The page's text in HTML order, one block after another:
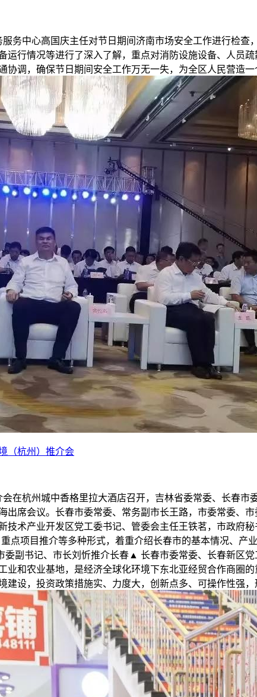
务中心高国庆主任对节日期间济南市场安全工作进行检
运行情况等进行了深入了解，重点对消防设施设备、人
协调，确保节日期间安全工作万无一失，为全区人民营造一
（杭州）推介会
在杭州城中香格里拉大酒店召开，吉林省委常委、长春
出席会议。长春市委常委、常务副市长王路，市委常委、
技术产业开发区党工委书记、管委会主任王铁茗，市政府
点项目推介等多种形式，着重介绍长春市的基本情况、
副书记、市长刘忻推介长春▲ 长春市委常委、长春新区
业和农业基地，是经济全球化环境下东北亚经贸合作商圈
建设，投资政策措施实、力度大，创新点多、可操作性强